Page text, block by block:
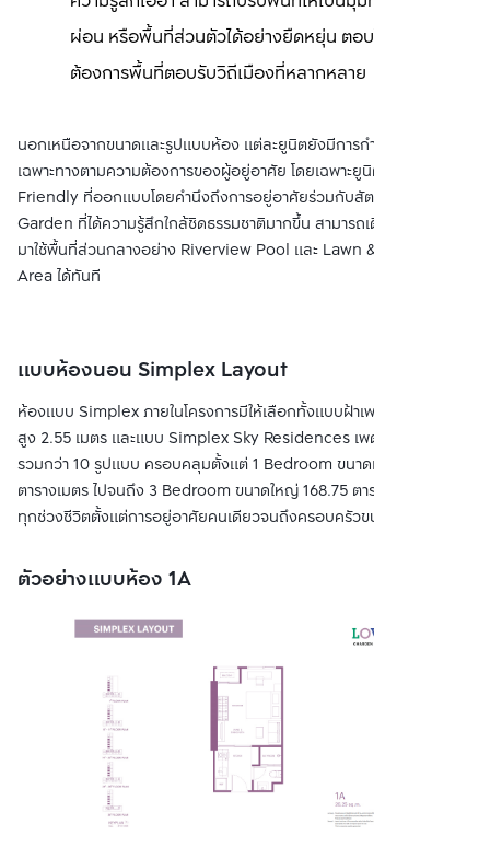
ผ่อน หรือพื้นที่ส่วนตัวได้อย่างยืดหยุ่น ตอบโจทย์คนที่
ต้องการพื้นที่ตอบรับวิถีเมืองที่หลากหลาย
นอกเหนือจากขนาดและรูปแบบห้อง แต่ละยูนิตยังมีการกำหนดฟังก์ชัน
เฉพาะทางตามความต้องการของผู้อยู่อาศัย โดยเฉพาะยูนิตแบบ Pet-
Friendly ที่ออกแบบโดยคำนึงถึงการอยู่อาศัยร่วมกับสัตว์เลี้ยง และ
Garden ที่ได้ความรู้สึกใกล้ชิดธรรมชาติมากขึ้น สามารถเดินออกจากห้อง
มาใช้พื้นที่ส่วนกลางอย่าง Riverview Pool และ Lawn & Recreation
Area ได้ทันที
แบบห้องนอน Simplex Layout
ห้องแบบ Simplex ภายในโครงการมีให้เลือกทั้งแบบฝ้าเพดานมาตรฐาน
สูง 2.55 เมตร และแบบ Simplex Sky Residences เพดานสูง 3 เมตร
รวมกว่า 10 รูปแบบ ครอบคลุมตั้งแต่ 1 Bedroom ขนาดเริ่มต้น 25.75
ตารางเมตร ไปจนถึง 3 Bedroom ขนาดใหญ่ 168.75 ตารางเมตร รองรับ
ทุกช่วงชีวิตตั้งแต่การอยู่อาศัยคนเดียวจนถึงครอบครัวขนาดใหญ่
ตัวอย่างแบบห้อง 1A